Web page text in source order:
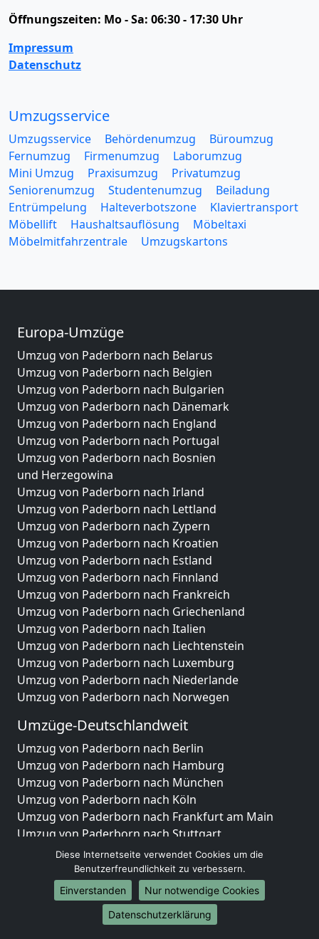
Öffnungszeiten: Mo - Sa: 06:30 - 17:30 Uhr
Impressum
Datenschutz
Umzugsservice
Umzugsservice Behördenumzug
Büroumzug
Fernumzug
Firmenumzug
Laborumzug
Mini Umzug
Praxisumzug
Privatumzug
Seniorenumzug
Studentenumzug
Beiladung
Entrümpelung
Halteverbotszone
Klaviertransport
Möbellift
Haushaltsauflösung
Möbeltaxi
Möbelmitfahrzentrale
Umzugskartons
Europa-Umzüge
Umzug von Paderborn nach Belarus
Umzug von Paderborn nach Belgien
Umzug von Paderborn nach Bulgarien
Umzug von Paderborn nach Dänemark
Umzug von Paderborn nach England
Umzug von Paderborn nach Portugal
Umzug von Paderborn nach Bosnien
und Herzegowina
Umzug von Paderborn nach Irland
Umzug von Paderborn nach Lettland
Umzug von Paderborn nach Zypern
Umzug von Paderborn nach Kroatien
Umzug von Paderborn nach Estland
Umzug von Paderborn nach Finnland
Umzug von Paderborn nach Frankreich
Umzug von Paderborn nach Griechenland
Umzug von Paderborn nach Italien
Umzug von Paderborn nach Liechtenstein
Umzug von Paderborn nach Luxemburg
Umzug von Paderborn nach Niederlande
Umzug von Paderborn nach Norwegen
Umzüge-Deutschlandweit
Umzug von Paderborn nach Berlin
Umzug von Paderborn nach Hamburg
Umzug von Paderborn nach München
Umzug von Paderborn nach Köln
Umzug von Paderborn nach Frankfurt am Main
Umzug von Paderborn nach Stuttgart
Umzug von Paderborn nach Düsseldorf
Umzug von Paderborn nach Leipzig
Umzug von Paderborn nach Dortmund
Umzug von Paderborn nach Essen
Umzug von Paderborn nach Bremen
Diese Internetseite verwendet Cookies um die
Benutzerfreundlichkeit zu verbessern.
Einverstanden
Nur notwendige Cookies
Datenschutzerklärung